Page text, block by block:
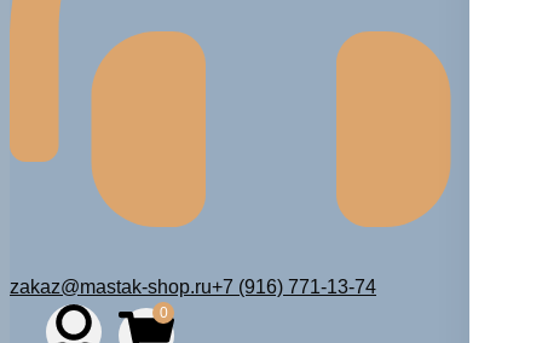
zakaz@mastak-shop.ru+7 (916) 771-13-74
0